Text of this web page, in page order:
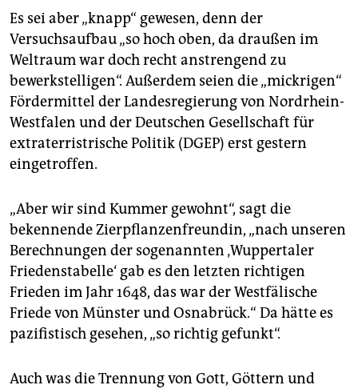
Es sei aber „knapp“ gewesen, denn der
Versuchsaufbau „so hoch oben, da draußen im
Weltraum war doch recht anstrengend zu
bewerkstelligen“. Außerdem seien die „mickrigen“
Fördermittel der Landesregierung von Nordrhein-
Westfalen und der Deutschen Gesellschaft für
extraterristrische Politik (DGEP) erst gestern
eingetroffen.
„Aber wir sind Kummer gewohnt“, sagt die
bekennende Zierpflanzenfreundin, „nach unseren
Berechnungen der sogenannten ‚Wuppertaler
Friedenstabelle‘ gab es den letzten richtigen
Frieden im Jahr 1648, das war der Westfälische
Friede von Münster und Osnabrück.“ Da hätte es
pazifistisch gesehen, „so richtig gefunkt“.
Auch was die Trennung von Gott, Göttern und